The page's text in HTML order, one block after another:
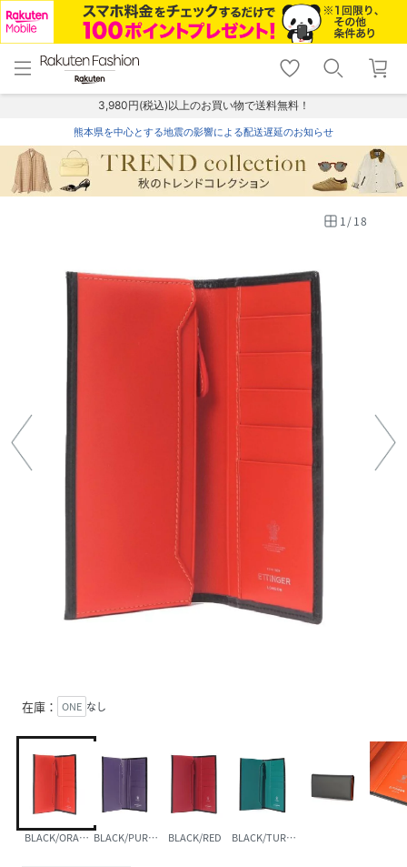
menu home
トップ
shopping_cart lock_outline
ログイン
3,980円(税込)以上のお買い物で送料無料！
熊本県を中心とする地震の影響による配送遅延のお知らせ
1/18
在庫： ONE なし
BLACK/ORANGEBLACK/PURPLE BLACK/RED BLACK/TURQUOISE